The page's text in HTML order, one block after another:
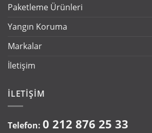
Paketleme Ürünleri
Yangın Koruma
Markalar
İletişim
İLETIŞIM
Telefon: 0 212 876 25 33